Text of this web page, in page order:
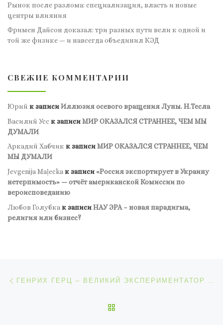
Рынок после разлома: специализация, власть и новые
центры влияния
Фримен Дайсон доказал: три разных пути вели к одной и
той же физике — и навсегда объединил КЭД
СВЕЖИЕ КОММЕНТАРИИ
Юрий к записиИллюзия осевого вращения Луны. Н.Тесла
Василий Усс к записиМИР ОКАЗАЛСЯ СТРАННЕЕ, ЧЕМ МЫ
ДУМАЛИ
Аркадий Хабчик к записиМИР ОКАЗАЛСЯ СТРАННЕЕ, ЧЕМ
МЫ ДУМАЛИ
Jevgenija Maļecka к записи«Россия экспортирует в Украину
нетерпимость» — отчёт американской Комиссии по
вероисповеданию
Любов Голубка к записиНАУ ЭРА – новая парадигма,
религия или бизнес?
ГЕНРИХ ГЕРЦ – ВЕЛИКИЙ ЭКСПЕРИМЕНТАТОР И ПРАОТЕЦ МОБИЛЬНЫХ ТЕЛЕФОНОВ